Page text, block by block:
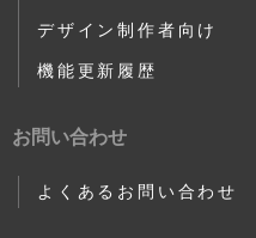
デザイン制作者向け
機能更新履歴
お問い合わせ
よくあるお問い合わせ